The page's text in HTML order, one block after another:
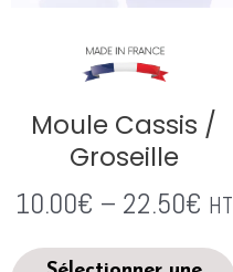
Moule Cassis /
Groseille
10.00€ – 22.50€ HT